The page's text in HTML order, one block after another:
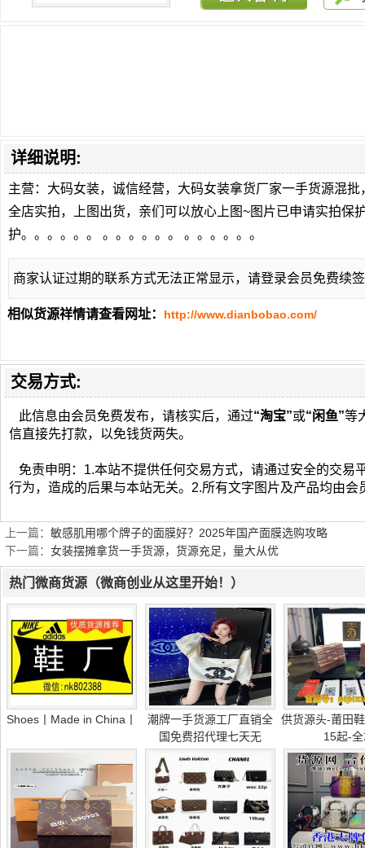
详细说明:
主营：大码女装，诚信经营，大码女装拿货厂家一手货源混
全店实拍，上图出货，亲们可以放心上图~图片已申请实拍保
护。。。。。。 。。。。。。 。。。。。。
商家认证过期的联系方式无法正常显示，请登录会员免费续
相似货源祥情请查看网址： http://www.dianbobao.com/
交易方式:
此信息由会员免费发布，请核实后，通过“淘宝”或“闲鱼”等
信直接先打款，以免钱货两失。
免责申明：1.本站不提供任何交易方式，请通过安全的交易
行为，造成的后果与本站无关。2.所有文字图片及产品均由
上一篇： 敏感肌用哪个牌子的面膜好？2025年国产面膜选购攻略
下一篇： 女装摆摊拿货一手货源，货源充足，量大从优
热门微商货源（微商创业从这里开始！）
Shoes丨Made in China丨
潮牌一手货源工厂直销全
国免费招代理七天无
供货源头-莆田
15起-